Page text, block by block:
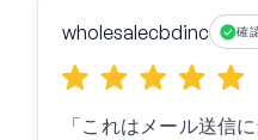
wholesalecbdinc 確
「これはメール送信